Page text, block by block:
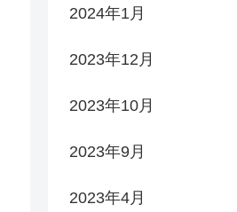
2024年1月
2023年12月
2023年10月
2023年9月
2023年4月